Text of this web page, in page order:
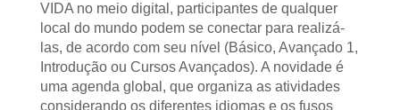
VIDA no meio digital, participantes de qualquer
local do mundo podem se conectar para realizá-
las, de acordo com seu nível (Básico, Avançado 1,
Introdução ou Cursos Avançados). A novidade é
uma agenda global, que organiza as atividades
considerando os diferentes idiomas e os fusos